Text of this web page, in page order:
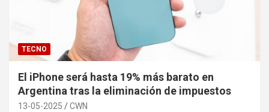
TECNO
El iPhone será hasta 19% más barato en
Argentina tras la eliminación de impuestos
13-05-2025 CWN